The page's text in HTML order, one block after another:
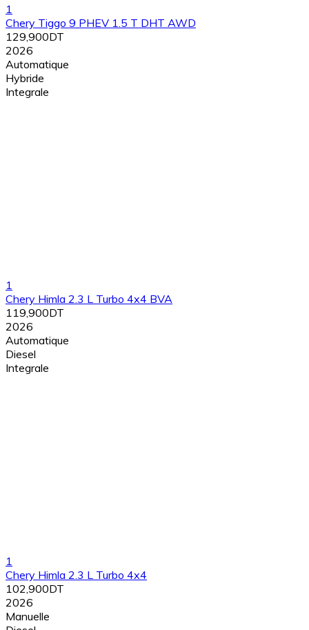
1
Chery Tiggo 9 PHEV 1.5 T DHT AWD
129,900DT
2026
Automatique
Hybride
Integrale
1
Chery Himla 2.3 L Turbo 4x4 BVA
119,900DT
2026
Automatique
Diesel
Integrale
1
Chery Himla 2.3 L Turbo 4x4
102,900DT
2026
Manuelle